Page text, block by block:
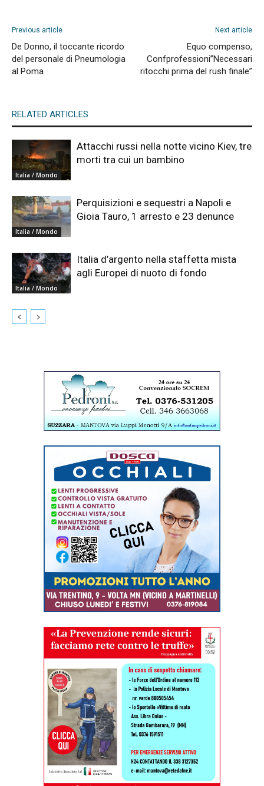
Previous article
De Donno, il toccante ricordo
del personale di Pneumologia
al Poma
Next article
Equo compenso,
Confprofessioni”Necessari
ritocchi prima del rush finale”
RELATED ARTICLES
Italia / Mondo
Attacchi russi nella notte vicino Kiev, tre
morti tra cui un bambino
Italia / Mondo
Perquisizioni e sequestri a Napoli e
Gioia Tauro, 1 arresto e 23 denunce
Italia / Mondo
Italia d’argento nella staffetta mista
agli Europei di nuoto di fondo